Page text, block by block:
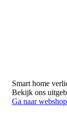
Smart home
Bekijk ons
Ga naar webshop